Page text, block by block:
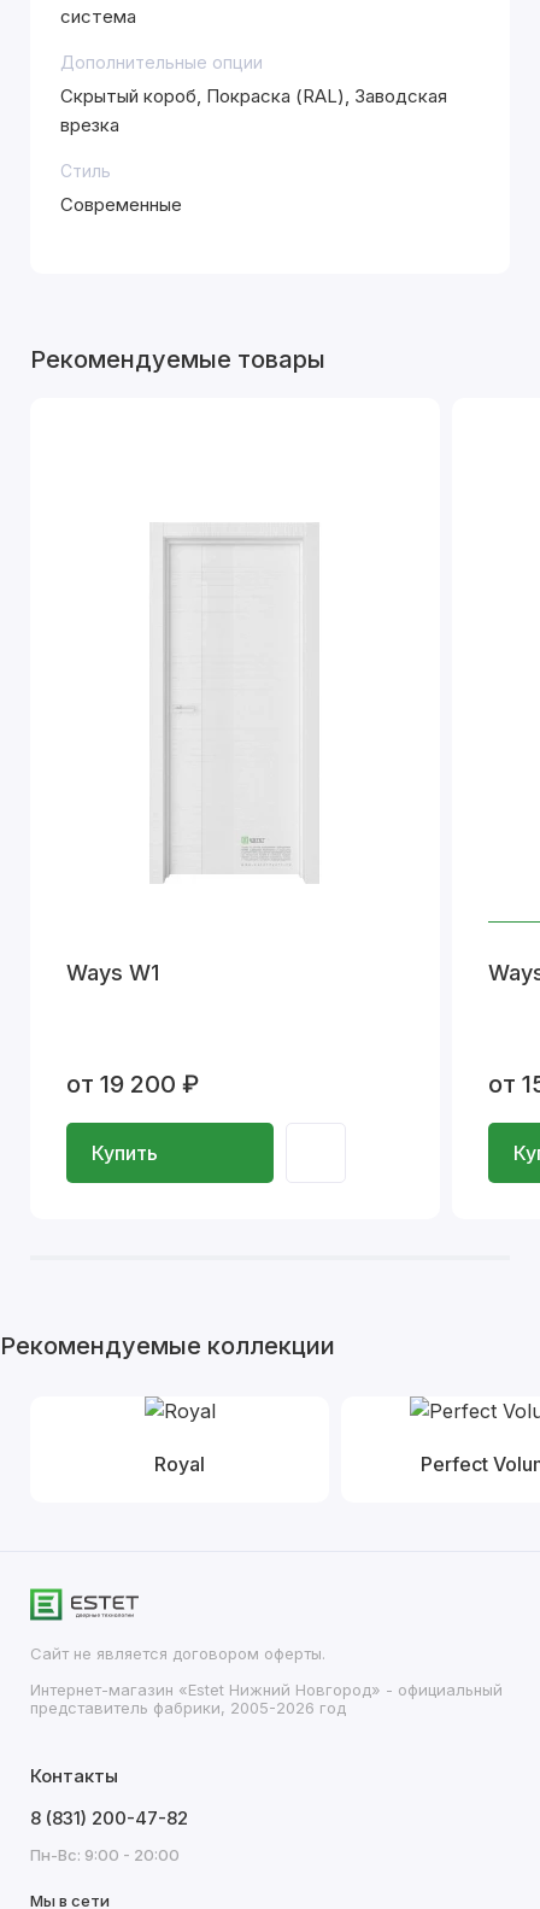
система
Дополнительные опции
Скрытый короб, Покраска (RAL), Заводская
врезка
Стиль
Современные
Рекомендуемые товары
Ways W1
от 19 200 ₽
Купить
от
Рекомендуемые коллекции
Royal Perfect
Сайт не является договором оферты.
Интернет-магазин «Estet Нижний Новгород» - официальный
представитель фабрики, 2005-2026 год
Контакты
8 (831) 200-47-82
Пн-Вс: 9:00 - 20:00
Мы в сети